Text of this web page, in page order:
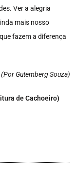
Ver a alegria
mais nosso
fazem a diferença
(Por Gutemberg Souza)
de Cachoeiro)